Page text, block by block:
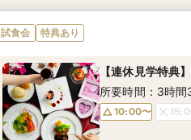
8/12(水)
10:00〜
17:00〜
8/12(水)
10:05〜
14:05〜
17:05〜
8/12(水)
10:00〜
試食会 特典あり
【連休見学特典
所要時間：3時
10:00〜